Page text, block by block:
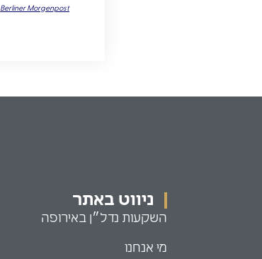
Berliner Morgenpost
ניווט באתר
השקעות נדל״ן באירופה
מי אנחנו